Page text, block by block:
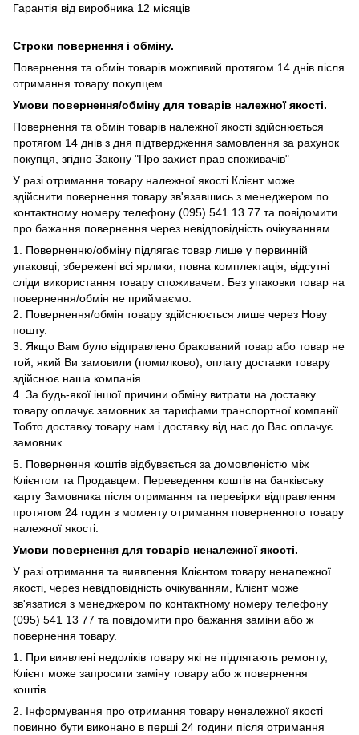
Гарантія від виробника 12 місяців
Строки повернення і обміну.
Повернення та обмін товарів можливий протягом 14 днів після
отримання товару покупцем.
Умови повернення/обміну для товарів належної якості.
Повернення та обмін товарів належної якості здійснюється
протягом 14 днів з дня підтвердження замовлення за рахунок
покупця, згідно Закону "Про захист прав споживачів"
У разі отримання товару належної якості Клієнт може
здійснити повернення товару зв'язавшись з менеджером по
контактному номеру телефону (095) 541 13 77 та повідомити
про бажання повернення через невідповідність очікуванням.
1. Поверненню/обміну підлягає товар лише у первинній
упаковці, збережені всі ярлики, повна комплектація, відсутні
сліди використання товару споживачем. Без упаковки товар на
повернення/обмін не приймаємо.
2. Повернення/обмін товару здійснюється лише через Нову
пошту.
3. Якщо Вам було відправлено бракований товар або товар не
той, який Ви замовили (помилково), оплату доставки товару
здійснює наша компанія.
4. За будь-якої іншої причини обміну витрати на доставку
товару оплачує замовник за тарифами транспортної компанії.
Тобто доставку товару нам і доставку від нас до Вас оплачує
замовник.
5. Повернення коштів відбувається за домовленістю між
Клієнтом та Продавцем. Переведення коштів на банківську
карту Замовника після отримання та перевірки відправлення
протягом 24 годин з моменту отримання поверненного товару
належної якості.
Умови повернення для товарів неналежної якості.
У разі отримання та виявлення Клієнтом товару неналежної
якості, через невідповідність очікуванням, Клієнт може
зв'язатися з менеджером по контактному номеру телефону
(095) 541 13 77 та повідомити про бажання заміни або ж
повернення товару.
1. При виявлені недоліків товару які не підлягають ремонту,
Клієнт може запросити заміну товару або ж повернення
коштів.
2. Інформування про отримання товару неналежної якості
повинно бути виконано в перші 24 години після отримання